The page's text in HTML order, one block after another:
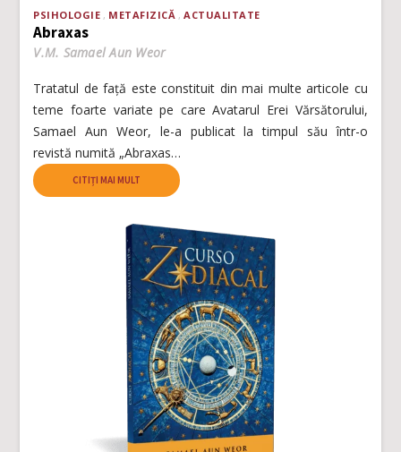
PSIHOLOGIE METAFIZICĂ ACTUALITATE
Abraxas
V.M. Samael Aun Weor
Tratatul de față este constituit din mai multe articole cu
teme foarte variate pe care Avatarul Erei Vărsătorului,
Samael Aun Weor, le-a publicat la timpul său într-o
revistă numită „Abraxas…
CITIȚI MAI MULT